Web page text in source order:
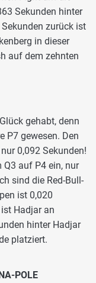
Sekunden hinter
zurück ist
in dieser
auf dem zehnten
gehabt, denn
P7 gewesen. Den
0,092 Sekunden!
Q3 auf P4 ein, nur
sind die Red-Bull-
ist 0,020
Hadjar an
hinter Hadjar
platziert.
POLE